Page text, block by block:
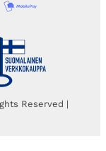
Reserved |